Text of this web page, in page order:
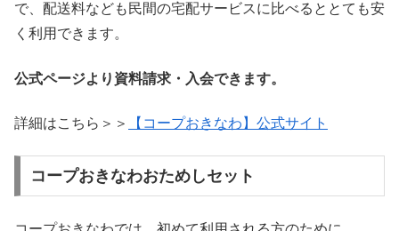
で、配送料なども民間の宅配サービスに比べるととても安
く利用できます。
公式ページより資料請求・入会できます。
詳細はこちら＞＞ 【コープおきなわ】公式サイト
コープおきなわおためしセット